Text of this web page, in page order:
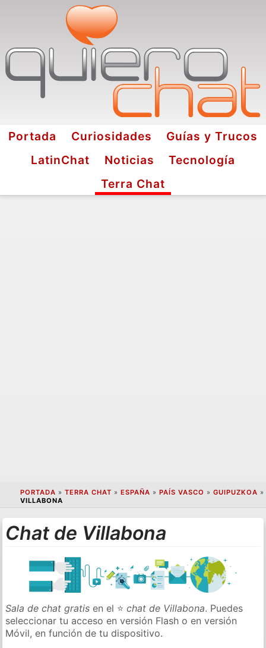
Portada Curiosidades
Guías y Trucos
LatinChat
Noticias
Tecnología
Terra Chat
PORTADA » TERRA CHAT » ESPAÑA » PAÍS VASCO » GUIPUZKOA »
VILLABONA
Chat de Villabona
Sala de chat gratis en el ⭐chat de Villabona. Puedes
seleccionar tu acceso en versión Flash o en versión
Móvil, en función de tu dispositivo.